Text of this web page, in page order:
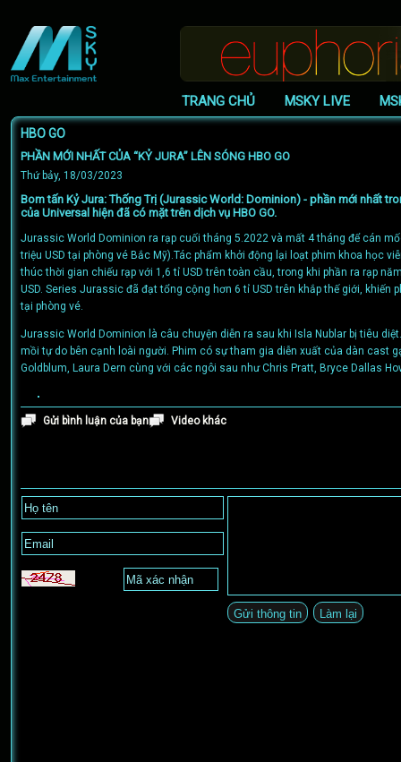
TRANG CHỦ MSKY LIVE
HBO GO
PHẦN MỚI NHẤT CỦA “KỶ JURA” LÊN SÓNG HBO GO
Thứ bảy, 18/03/2023
Bom tấn Kỷ Jura: Thống Trị (Jurassic World: Dominion) - phần mới nhất
của Universal hiện đã có mặt trên dịch vụ HBO GO.
Jurassic World Dominion ra rạp cuối tháng 5.2022 và mất 4 tháng để cán
triệu USD tại phòng vé Bắc Mỹ).Tác phẩm khởi động lại loạt phim khoa học
thúc thời gian chiếu rạp với 1,6 tỉ USD trên toàn cầu, trong khi phần ra rạp
USD. Series Jurassic đã đạt tổng cộng hơn 6 tỉ USD trên khắp thế giới, khiến
tại phòng vé.
Jurassic World Dominion là câu chuyện diễn ra sau khi Isla Nublar bị tiêu
mồi tự do bên cạnh loài người. Phim có sự tham gia diễn xuất của dàn cast
Goldblum, Laura Dern cùng với các ngôi sau như Chris Pratt, Bryce Dallas
Gửi bình luận của bạn Video khác